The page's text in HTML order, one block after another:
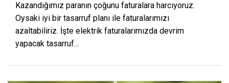
Kazandığımız paranın çoğunu faturalara harcıyoruz.
Oysaki iyi bir tasarruf planı ile faturalarımızı
azaltabiliriz. İşte elektrik faturalarımızda devrim
yapacak tasarruf...